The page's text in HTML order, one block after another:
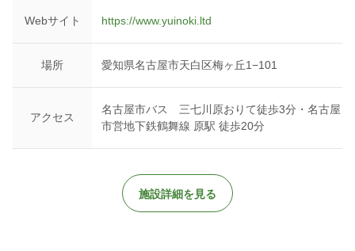
https://vt.tiktok.com/ZSd78sBxL/
Webサイト https://www.yuinoki.ltd
場所 愛知県名古屋市天白区梅ヶ丘1−101
アクセス
名古屋市バス 三七川原おりて徒歩3分・名古屋
市営地下鉄鶴舞線 原駅 徒歩20分
施設詳細を見る